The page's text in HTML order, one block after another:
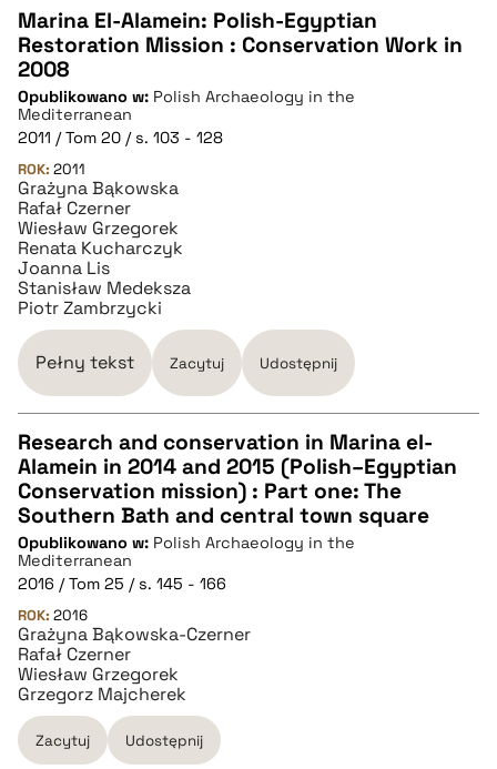
CZYSTY TEKST
pobierz cytat
BIBTEX
pobierz cytat
Marina El-Alamein: Polish-Egyptian
Restoration Mission : Conservation Work in
2008
Opublikowano w: Polish Archaeology in the
Mediterranean
2011 / Tom 20 / s. 103 - 128
ROK: 2011
Grażyna Bąkowska
Rafał Czerner
Wiesław Grzegorek
Renata Kucharczyk
Joanna Lis
Stanisław Medeksza
Piotr Zambrzycki
Pełny tekst Zacytuj Udostępnij
CZYSTY TEKST
pobierz cytat
BIBTEX
pobierz cytat
Research and conservation in Marina el-
Alamein in 2014 and 2015 (Polish–Egyptian
Conservation mission) : Part one: The
Southern Bath and central town square
Opublikowano w: Polish Archaeology in the
Mediterranean
2016 / Tom 25 / s. 145 - 166
ROK: 2016
Grażyna Bąkowska-Czerner
Rafał Czerner
Wiesław Grzegorek
Grzegorz Majcherek
Zacytuj Udostępnij